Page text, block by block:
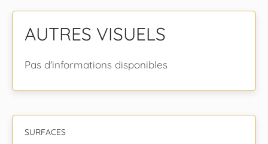
AUTRES VISUELS
Pas d'informations disponibles
SURFACES